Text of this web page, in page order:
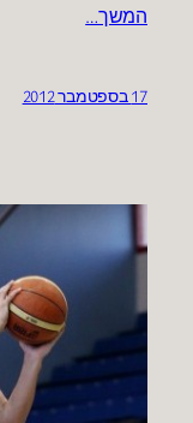
המשך…
17 בספטמבר 2012